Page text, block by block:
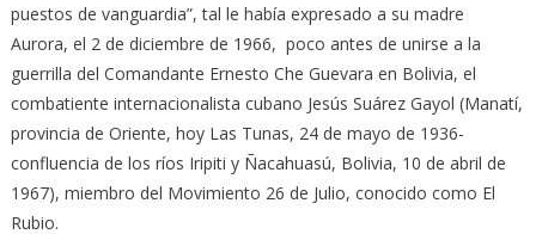
puestos de vanguardia”, tal le había expresado a su madre
Aurora, el 2 de diciembre de 1966, poco antes de unirse a la
guerrilla del Comandante Ernesto Che Guevara en Bolivia, el
combatiente internacionalista cubano Jesús Suárez Gayol (Manatí,
provincia de Oriente, hoy Las Tunas, 24 de mayo de 1936-
confluencia de los ríos Iripiti y Ñacahuasú, Bolivia, 10 de abril de
1967), miembro del Movimiento 26 de Julio, conocido como El
Rubio.